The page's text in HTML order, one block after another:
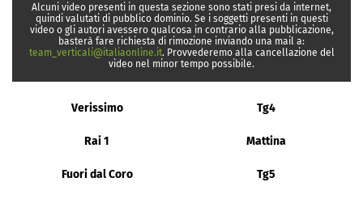
Alcuni video presenti in questa sezione sono stati presi da internet,
quindi valutati di pubblico dominio. Se i soggetti presenti in questi
video o gli autori avessero qualcosa in contrario alla pubblicazione,
basterà fare richiesta di rimozione inviando una mail a:
team_verticali@italiaonline.it. Provvederemo alla cancellazione del
video nel minor tempo possibile.
Verissimo Tg4
Rai 1 Mattina
Fuori dal Coro Tg5